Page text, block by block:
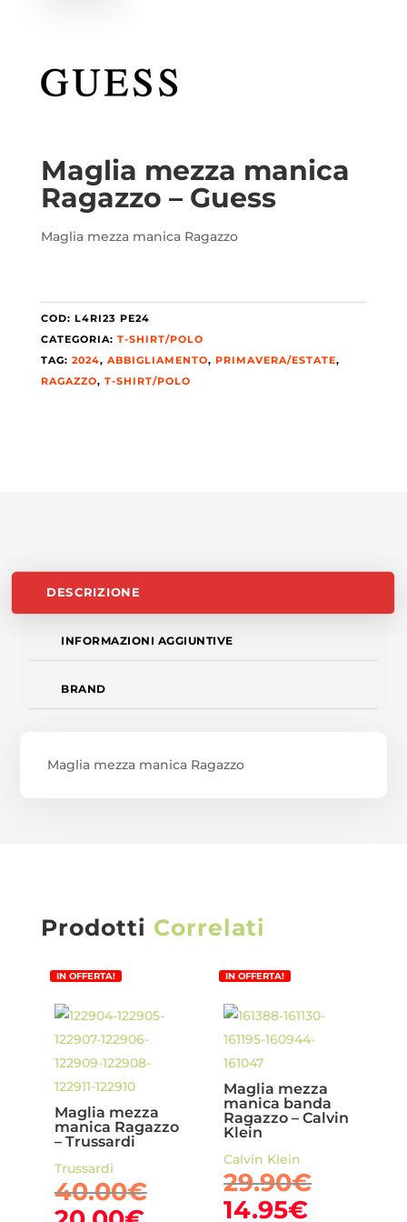
Maglia mezza manica
Ragazzo – Guess
Maglia mezza manica Ragazzo
COD: L4RI23 PE24
CATEGORIA: T-SHIRT/POLO
TAG: 2024, ABBIGLIAMENTO, PRIMAVERA/ESTATE,
RAGAZZO, T-SHIRT/POLO
DESCRIZIONE
INFORMAZIONI AGGIUNTIVE
BRAND
Maglia mezza manica Ragazzo
Prodotti Correlati
IN OFFERTA!
Maglia mezza
manica Ragazzo
– Trussardi
Trussardi
40.00€Il
prezzo
IN OFFERTA!
Maglia mezza
manica banda
Ragazzo – Calvin
Klein
Calvin Klein
29.90€Il
14.95€Il